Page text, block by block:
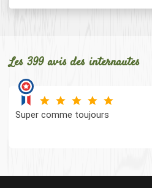
Les 399 avis des internautes
Super comme toujours